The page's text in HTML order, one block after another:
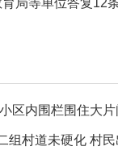
等单位答复12条网民
围栏围住大片闲置
村道未硬化 村民出